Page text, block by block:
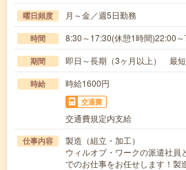
曜日頻度 月～金／週5日勤務
時間 8:30～17:30(休憩1時間)22:00
期間 即日～長期（3ヶ月以上） 最短
時給 時給1600円
交通費
交通費規定内支給
仕事内容
製造（組立・加工）
ウィルオブ・ワークの派遣社員
でのお仕事をお任せします！